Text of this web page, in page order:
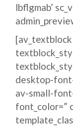
lbflgmab’
desktop-
av-small-
font_color=”